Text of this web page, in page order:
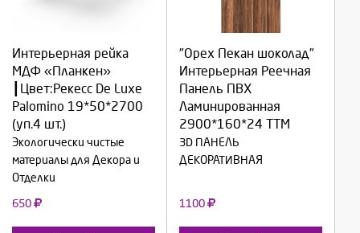
Интерьерная рейка
МДФ «Планкен»
┃Цвет:Рекесс De Luxe
Palomino 19*50*2700
(уп.4 шт.)
Экологически чистые
материалы для Декора и
Отделки
650
Продолжить
Отмена
"Орех Пекан шоколад"
Интерьерная Реечная
Панель ПВХ
Ламинированная
2900*160*24 ТТМ
3D ПАНЕЛЬ
ДЕКОРАТИВНАЯ
1100
Выберите количество:
Продолжить
Отмена